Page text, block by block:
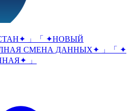
」「 ✦НОВЫЙ
СМЕНА ДАННЫХ✦ 」「 ✦
」